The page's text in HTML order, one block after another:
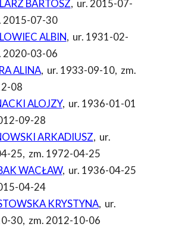
BARTOSZ, ur. 2015-07-
2015-07-30
ALBIN, ur. 1931-02-
2020-03-06
ALINA, ur. 1933-09-10, zm.
08
ALOJZY, ur. 1936-01-01
09-28
ARKADIUSZ, ur.
25, zm. 1972-04-25
WACŁAW, ur. 1936-04-25
04-24
KRYSTYNA, ur.
30, zm. 2012-10-06